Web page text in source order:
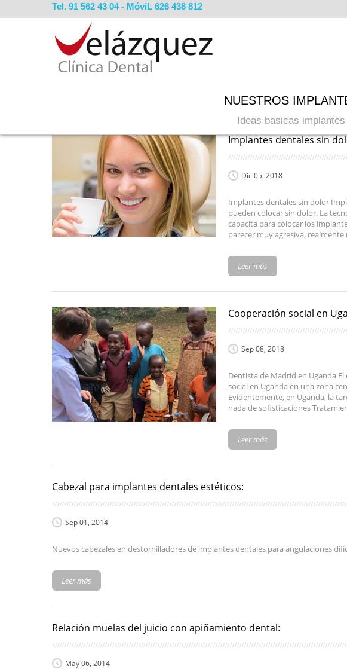
Tel. 91 562 43 04 - MóviL 626 438 812
NUESTROS
Ideas basicas implantes
Implantes dentales sin
Dic 05, 2018
Implantes dentales sin dolor
pueden colocar sin dolor. La
capacita para colocar los
parecer muy agresiva,
Leer más
Cooperación social en
Sep 08, 2018
Dentista de Madrid en Uganda
social en Uganda en una zona
Evidentemente, en Uganda, la
nada de sofisticaciones
Leer más
Cabezal para implantes dentales estéticos:
Sep 01, 2014
Nuevos cabezales en destornilladores de implantes dentales para angulaciones
Leer más
Relación muelas del juicio con apiñamiento dental:
May 06, 2014